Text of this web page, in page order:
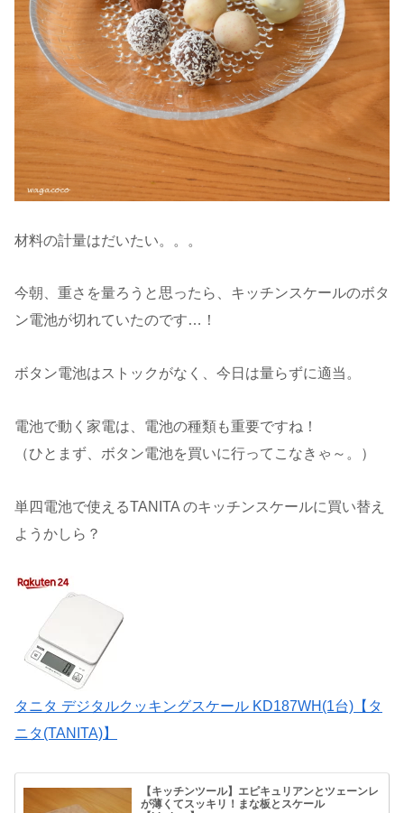
材料の計量はだいたい。。。
今朝、重さを量ろうと思ったら、キッチンスケールのボタ
ン電池が切れていたのです…！
ボタン電池はストックがなく、今日は量らずに適当。
電池で動く家電は、電池の種類も重要ですね！
（ひとまず、ボタン電池を買いに行ってこなきゃ～。）
単四電池で使えるTANITA のキッチンスケールに買い替え
ようかしら？
タニタ デジタルクッキングスケール KD187WH(1台)【タ
ニタ(TANITA)】
【キッチンツール】エピキュリアンとツェーンレ
が薄くてスッキリ！まな板とスケール